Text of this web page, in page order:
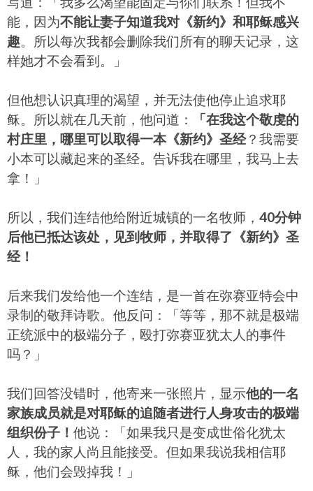
能，因为不能让妻子知道我对《新约》和耶稣感兴
趣。所以每次我都会删除我们所有的聊天记录，这
样她才不会看到。」
但他想认识真理的渴望，并无法使他停止追求耶
稣。所以就在几天前，他问道：
「在我这个敬虔的
村庄里，哪里可以取得一本《新约》圣经？我需要
小本可以藏起来的圣经。告诉我在哪里，我马上去
拿！」
所以，我们连结他给附近城镇的一名牧师， 40分钟
后他已抵达该处，见到牧师，并取得了《新约》圣
经！
后来我们发给他一个连结，是一首在弥赛亚特会中
录制的敬拜诗歌。他反问：「等等，那不就是极端
正统派中的极端分子，殴打弥赛亚犹太人的事件
吗？」
我们回答没错时，他寄来一张照片，显示他的一名
家族成员就是对耶稣的追随者进行人身攻击的极端
组织份子！ 他说：「如果我只是变成世俗化犹太
人，我的家人尚且能接受。但如果我说我相信耶
稣，他们会毁掉我！」